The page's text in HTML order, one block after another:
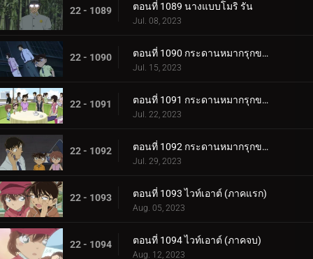
22 - 1089 ตอนที่ 1089 นางแบบโมริ รัน
Jul. 08, 2023
22 - 1090 ตอนที่ 1090 กระดานหมากรุกของไทโค เมจิน (ภาคหมากแรก)
Jul. 15, 2023
22 - 1091 ตอนที่ 1091 กระดานหมากรุกของไทโค เมจิน (ภาคหมากชั้นเลิศ)
Jul. 22, 2023
22 - 1092 ตอนที่ 1092 กระดานหมากรุกของไทโค เมจิน (ภาครุกฆาต)
Jul. 29, 2023
22 - 1093 ตอนที่ 1093 ไวท์เอาต์ (ภาคแรก)
Aug. 05, 2023
22 - 1094 ตอนที่ 1094 ไวท์เอาต์ (ภาคจบ)
Aug. 12, 2023